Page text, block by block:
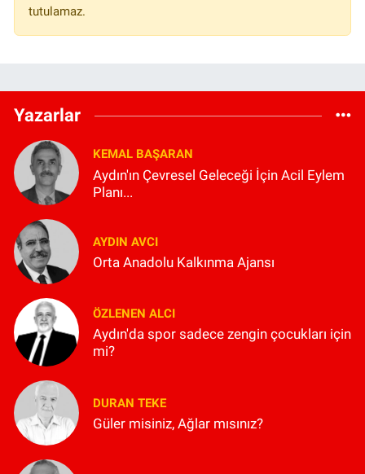
tutulamaz.
Yazarlar
KEMAL BAŞARAN
Aydın'ın Çevresel Geleceği İçin Acil Eylem
Planı...
AYDIN AVCI
Orta Anadolu Kalkınma Ajansı
ÖZLENEN ALCI
Aydın'da spor sadece zengin çocukları için
mi?
DURAN TEKE
Güler misiniz, Ağlar mısınız?